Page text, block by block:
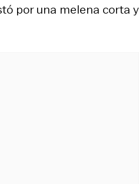
por una melena corta y